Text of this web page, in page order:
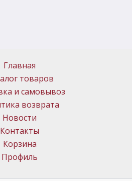
Главная
товаров
и самовывоз
возврата
Новости
Контакты
Корзина
Профиль